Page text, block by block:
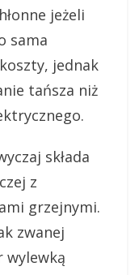
jeżeli
sama
jednak
tańsza niż
składa
z
grzejnymi.
zwanej
wylewką